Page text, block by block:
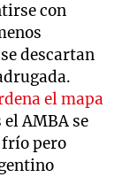
con
descartan
el mapa
AMBA se
frío pero